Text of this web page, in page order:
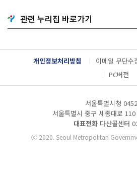
기
G
o
g
l
e
l
관련 누리집 바로가기
개인정보처리방침 이메일 무단수
PC버전
서울특별시청
서울특별시 중구 세종대로
대표전화 다산콜센터
ⓒ2020. Seoul Metropolitan